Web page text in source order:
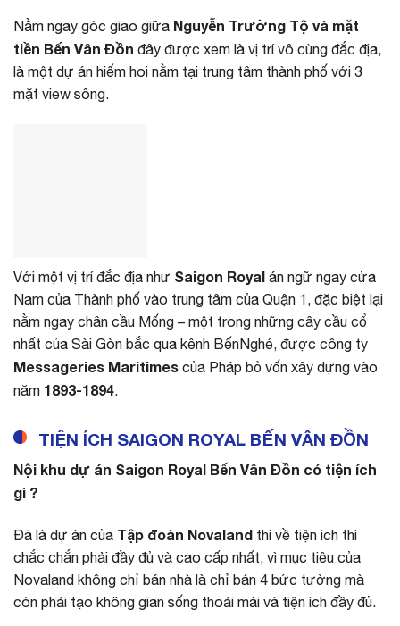
Nằm ngay góc giao giữa Nguyễn Trường Tộ và mặt
tiền Bến Vân Đồn đây được xem là vị trí vô cùng đắc địa,
là một dự án hiếm hoi nằm tại trung tâm thành phố với 3
mặt view sông.
Với một vị trí đắc địa như Saigon Royal án ngữ ngay cửa
Nam của Thành phố vào trung tâm của Quận 1, đặc biệt lại
nằm ngay chân cầu Mống – một trong những cây cầu cổ
nhất của Sài Gòn bắc qua kênh BếnNghé, được công ty
Messageries Maritimes của Pháp bỏ vốn xây dựng vào
năm 1893-1894.
TIỆN ÍCH SAIGON ROYAL BẾN VÂN ĐỒN
Nội khu dự án Saigon Royal Bến Vân Đồn có tiện ích
gì ?
Đã là dự án của Tập đoàn Novaland thì về tiện ích thì
chắc chắn phải đầy đủ và cao cấp nhất, vì mục tiêu của
Novaland không chỉ bán nhà là chỉ bán 4 bức tường mà
còn phải tạo không gian sống thoải mái và tiện ích đầy đủ.